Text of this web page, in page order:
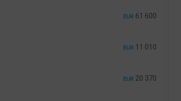
EUR 61 600
EUR 11 010
EUR 20 370